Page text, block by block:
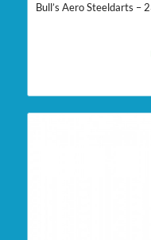
Bull’s Aero Steeldarts –